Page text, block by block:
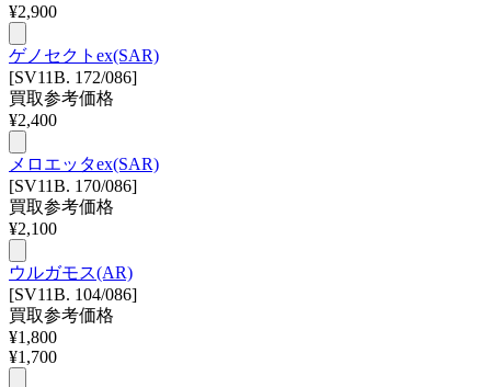
¥2,900
ゲノセクトex(SAR)
[SV11B. 172/086]
買取参考価格
¥2,400
メロエッタex(SAR)
[SV11B. 170/086]
買取参考価格
¥2,100
ウルガモス(AR)
[SV11B. 104/086]
買取参考価格
¥1,800
¥1,700